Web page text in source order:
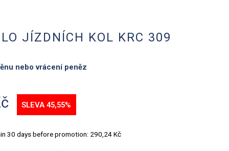
JÍZDNÍCH KOL KRC 309
nebo vrácení peněz
SLEVA 45,55%
30 days before promotion: 290,24 Kč